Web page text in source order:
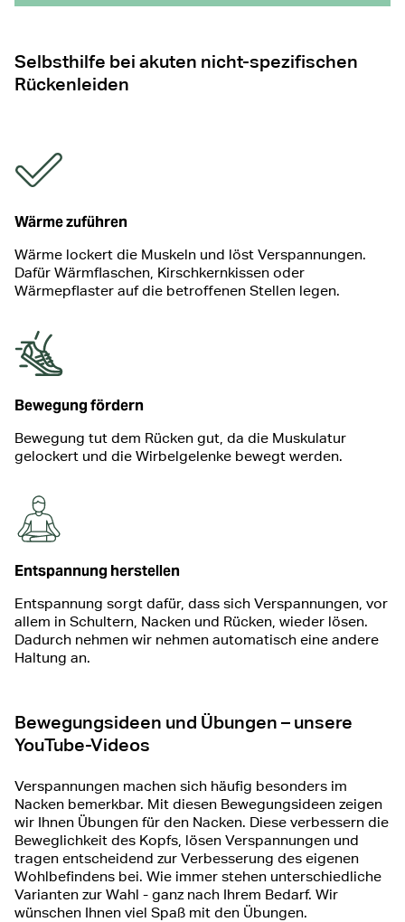
Selbsthilfe bei akuten nicht-spezifischen
Rückenleiden
Wärme zuführen
Wärme lockert die Muskeln und löst Verspannungen.
Dafür Wärmflaschen, Kirschkernkissen oder
Wärmepflaster auf die betroffenen Stellen legen.
Bewegung fördern
Bewegung tut dem Rücken gut, da die Muskulatur
gelockert und die Wirbelgelenke bewegt werden.
Entspannung herstellen
Entspannung sorgt dafür, dass sich Verspannungen, vor
allem in Schultern, Nacken und Rücken, wieder lösen.
Dadurch nehmen wir nehmen automatisch eine andere
Haltung an.
Bewegungsideen und Übungen – unsere
YouTube-Videos
Verspannungen machen sich häufig besonders im
Nacken bemerkbar. Mit diesen Bewegungsideen zeigen
wir Ihnen Übungen für den Nacken. Diese verbessern die
Beweglichkeit des Kopfs, lösen Verspannungen und
tragen entscheidend zur Verbesserung des eigenen
Wohlbefindens bei. Wie immer stehen unterschiedliche
Varianten zur Wahl - ganz nach Ihrem Bedarf. Wir
wünschen Ihnen viel Spaß mit den Übungen.